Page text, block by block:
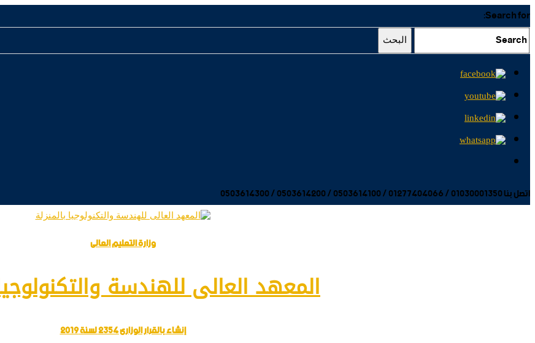
Search for:
البحث
اتصل بنا 01030001350 / 01277404066 / 0503614100 / 0503614200 / 0503614300
وزارة التعليم العالى
المعهد العالى للهندسة
إنشاء بالقرار الوزارى 2354 لسنة 2019